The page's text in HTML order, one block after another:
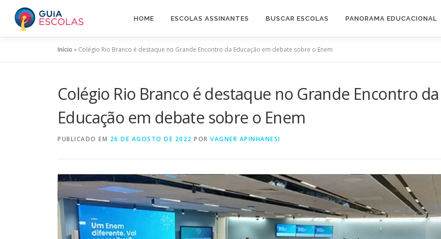
conteúdo
HOME ESCOLAS ASSINANTES BUSCAR ESCOLAS PANORAMA EDUCACIONAL
Início » Colégio Rio Branco é destaque no Grande Encontro da Educação em debate sobre o Enem
Colégio Rio Branco é destaque no Grande Encontro da
Educação em debate sobre o Enem
PUBLICADO EM 26 DE AGOSTO DE 2022 POR VAGNER APINHANESI